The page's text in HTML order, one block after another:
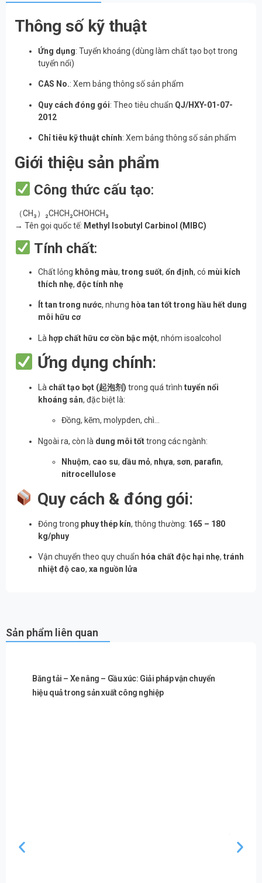
Thông số kỹ thuật
Ứng dụng: Tuyển khoáng (dùng làm chất tạo bọt trong
tuyển nổi)
CAS No.: Xem bảng thông số sản phẩm
Quy cách đóng gói: Theo tiêu chuẩn QJ/HXY-01-07-
2012
Chỉ tiêu kỹ thuật chính: Xem bảng thông số sản phẩm
Giới thiệu sản phẩm
Công thức cấu tạo:
（CH₃）₂CHCH₂CHOHCH₃
→ Tên gọi quốc tế: Methyl Isobutyl Carbinol (MIBC)
Tính chất:
Chất lỏng không màu, trong suốt, ổn định, có mùi kích
thích nhẹ, độc tính nhẹ
Ít tan trong nước, nhưng hòa tan tốt trong hầu hết dung
môi hữu cơ
Là hợp chất hữu cơ cồn bậc một, nhóm isoalcohol
Ứng dụng chính:
Là chất tạo bọt (起泡剂) trong quá trình tuyển nổi
khoáng sản, đặc biệt là:
Đồng, kẽm, molypden, chì…
Ngoài ra, còn là dung môi tốttrong các ngành:
Nhuộm, cao su, dầu mỏ, nhựa, sơn, parafin,
nitrocellulose
Quy cách & đóng gói:
Đóng trong phuy thép kín, thông thường: 165 – 180
kg/phuy
Vận chuyển theo quy chuẩn hóa chất độc hại nhẹ, tránh
nhiệt độ cao, xa nguồn lửa
Sản phẩm liên quan
Băng tải – Xe nâng – Gầu xúc: Giải pháp vận chuyển
hiệu quả trong sản xuất công nghiệp